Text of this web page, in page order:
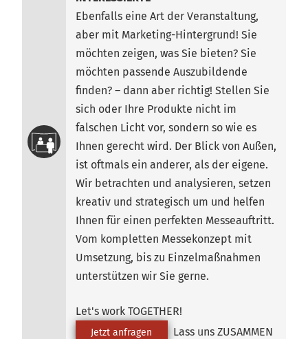
Ebenfalls eine Art der Veranstaltung,
aber mit Marketing-Hintergrund! Sie
möchten zeigen, was Sie bieten? Sie
möchten passende Auszubildende
finden? – dann aber richtig! Stellen Sie
sich oder Ihre Produkte nicht im
falschen Licht vor, sondern so wie es
Ihnen gerecht wird. Der Blick von Außen,
ist oftmals ein anderer, als der eigene.
Wir betrachten und analysieren, setzen
kreativ und strategisch um und helfen
Ihnen für einen perfekten Messeauftritt.
Vom kompletten Messekonzept mit
Umsetzung, bis zu Einzelmaßnahmen
unterstützen wir Sie gerne.
Let's work TOGETHER!
Jetzt anfragen
Lass uns ZUSAMMEN